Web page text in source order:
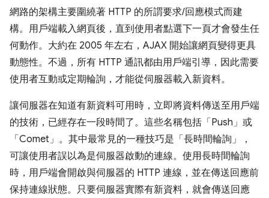
網路的架構主要圍繞著 HTTP 的所謂要求/回應模式而建
構。用戶端載入網頁後，直到使用者點選下一頁才會發生任
何動作。大約在 2005 年左右，AJAX 開始讓網頁變得更具
動態性。不過，所有 HTTP 通訊都由用戶端引導，因此需要
使用者互動或定期輪詢，才能從伺服器載入新資料。
讓伺服器在知道有新資料可用時，立即將資料傳送至用戶端
的技術，已經存在一段時間了。這些名稱包括「Push」或
「Comet」 。其中最常見的一種技巧是「長時間輪詢」，
可讓使用者誤以為是伺服器啟動的連線。使用長時間輪詢
時，用戶端會開啟與伺服器的 HTTP 連線，並在傳送回應前
保持連線狀態。只要伺服器實際有新資料，就會傳送回應